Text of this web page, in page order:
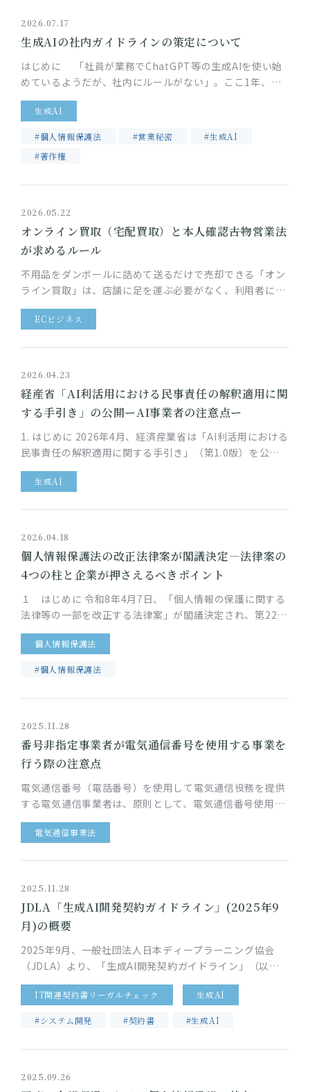
2026.07.17
生成AIの社内ガイドラインの策定について
はじめに 「社員が業務でChatGPT等の生成AIを使い始
めているようだが、社内にルールがない」。ここ1年、顧
問先のIT企業から特に多くいただくご相談です。生成AIの
業務利用には…
生成AI
#個人情報保護法 #営業秘密
#生成AI
#著作権
2026.05.22
オンライン買取（宅配買取）と本人確認――古物営業法
が求めるルール
不用品をダンボールに詰めて送るだけで売却できる「オン
ライン買取」は、店舗に足を運ぶ必要がなく、利用者にと
って非常に手軽なサービスです。一方、買取業者には、古
物営業法により本人確認な…
ECビジネス
2026.04.23
経産省「AI利活用における民事責任の解釈適用に関
する手引き」の公開ーAI事業者の注意点ー
1. はじめに 2026年4月、経済産業省は「AI利活用における
民事責任の解釈適用に関する手引き」（第1.0版）を公表
しました。生成AIの登場以降、AIサービスの社会実装は急
速に進…
生成AI
2026.04.18
個人情報保護法の改正法律案が閣議決定―法律案の
4つの柱と企業が押さえるべきポイント
１ はじめに 令和8年4月7日、「個人情報の保護に関する
法律等の一部を改正する法律案」が閣議決定され、第221
回特別国会に提出されました。今回の法律案は、デジタル
技術の急速な進展に…
個人情報保護法
#個人情報保護法
2025.11.28
番号非指定事業者が電気通信番号を使用する事業を
行う際の注意点
電気通信番号（電話番号）を使用して電気通信役務を提供
する電気通信事業者は、原則として、電気通信番号使用計
画を作成するなどの手続が求められます。電気通信番号の
指定を受ける電気通信事業…
電気通信事業法
2025.11.28
JDLA「生成AI開発契約ガイドライン」(2025年9
月)の概要
2025年9月、一般社団法人日本ディープラーニング協会
（JDLA）より、「生成AI開発契約ガイドライン」（以
下、「本ガイドライン」）が公開されました。 これまで、
AI開発契約の実務…
IT関連契約書リーガルチェック 生成AI
#システム開発 #契約書 #生成AI
2025.09.26